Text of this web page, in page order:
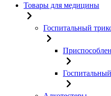
Товары для медицины
Госпитальный